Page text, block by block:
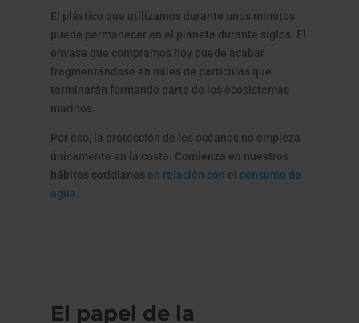
El plástico que utilizamos durante unos minutos
puede permanecer en el planeta durante siglos. El
envase que compramos hoy puede acabar
fragmentándose en miles de partículas que
terminarán formando parte de los ecosistemas
marinos.
Por eso, la protección de los océanos no empieza
únicamente en la costa. Comienza en nuestros
hábitos cotidianos en relación con el consumo de
agua
El papel de la